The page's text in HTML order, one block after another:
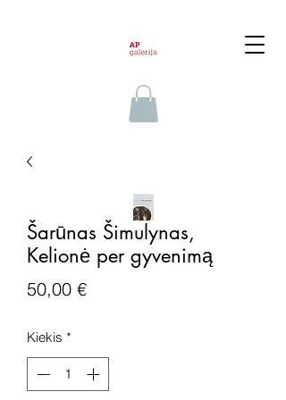
Šarūnas Šimulynas,
Kelionė per gyvenimą
50,00 €Price
Kiekis *